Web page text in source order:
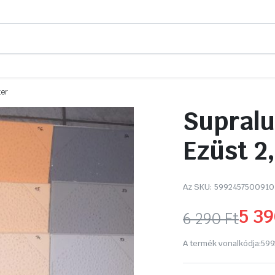
Ezüst
Az SKU: 5992457500910
6 290Ft
Original
price
5
Current
price
A termék vonalkódja: